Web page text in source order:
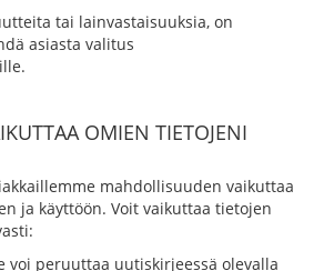
tai lainvastaisuuksia, on
asiasta valitus
OMIEN TIETOJENI
mahdollisuuden vaikuttaa
ja käyttöön. Voit vaikuttaa tietojen
voi peruuttaa uutiskirjeessä olevalla